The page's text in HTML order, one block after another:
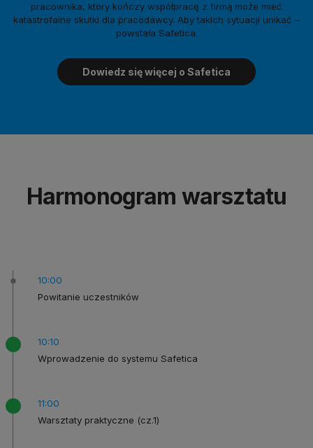
pracownika, który kończy współpracę z firmą może mieć
katastrofalne skutki dla pracodawcy. Aby takich sytuacji unikać –
powstała Safetica.
Dowiedz się więcej o Safetica
Harmonogram warsztatu
10:00
Powitanie uczestników
10:10
Wprowadzenie do systemu Safetica
11:00
Warsztatypraktyczne (cz.1)